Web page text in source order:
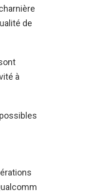
de
à